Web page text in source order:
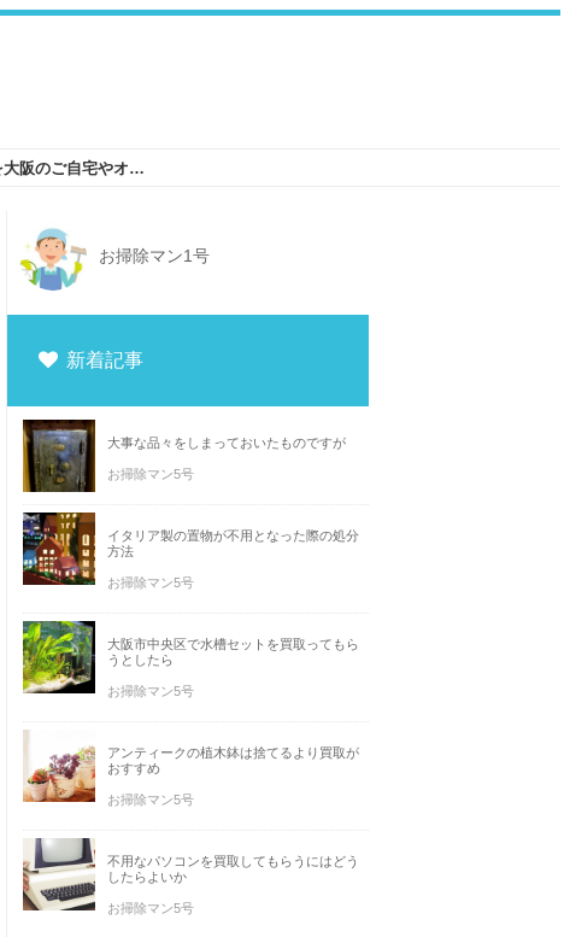
パソコンのキーボードや電気スタンドを大阪のご自宅やオフィスまで不用品引取り
お掃除マン1号
新着記事
大事な品々をしまっておいたものですが
お掃除マン5号
イタリア製の置物が不用となった際の処分
方法
お掃除マン5号
大阪市中央区で水槽セットを買取ってもら
うとしたら
お掃除マン5号
アンティークの植木鉢は捨てるより買取が
おすすめ
お掃除マン5号
不用なパソコンを買取してもらうにはどう
したらよいか
お掃除マン5号